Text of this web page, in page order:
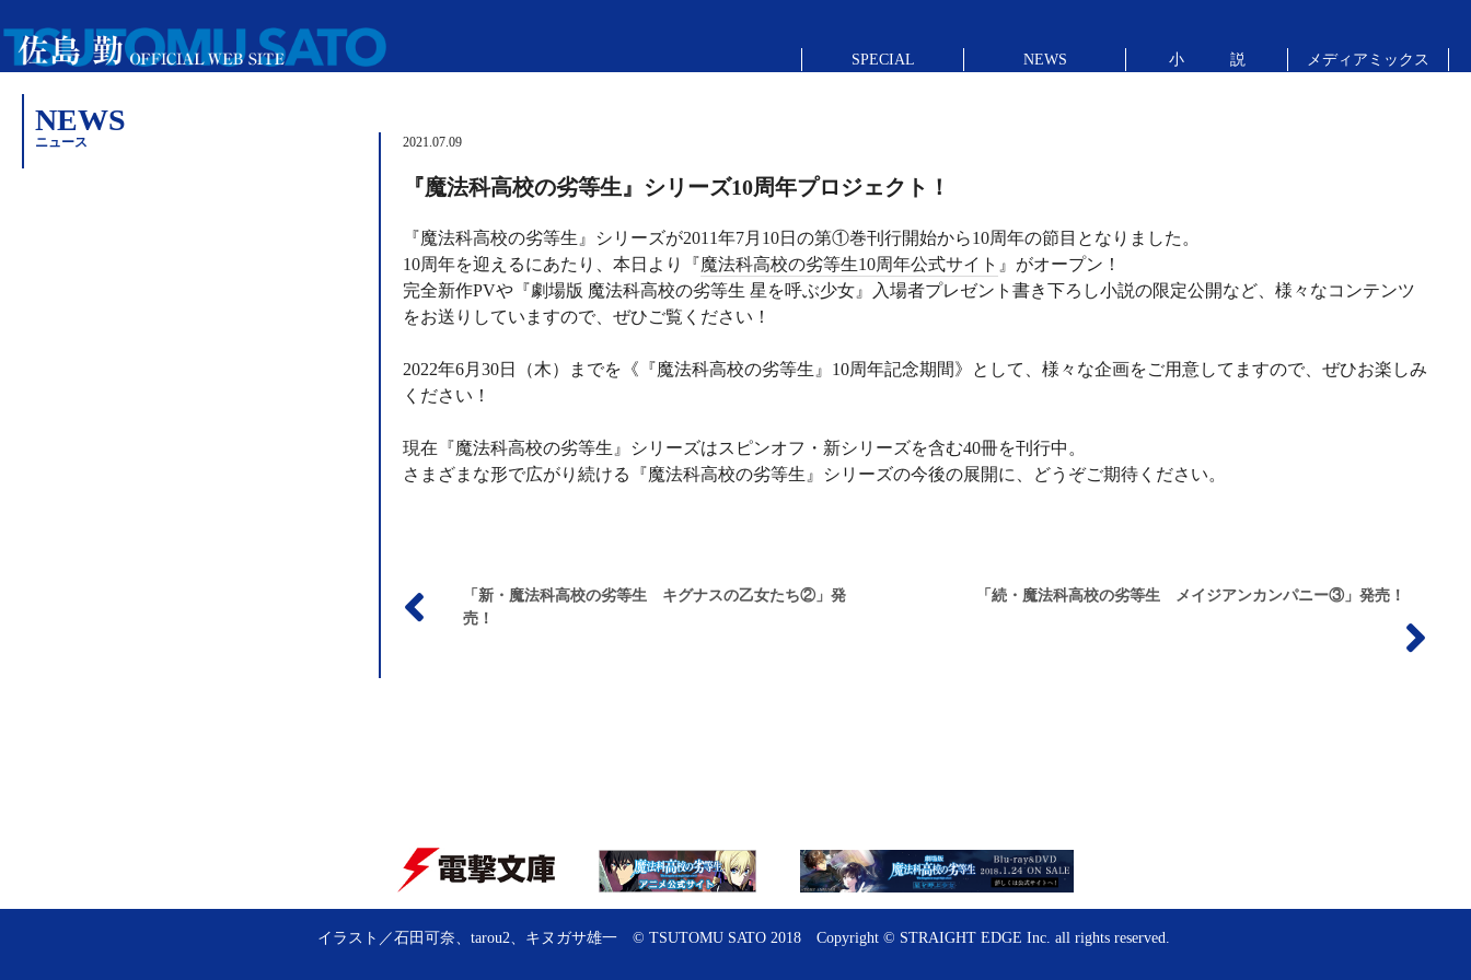
SPECIAL NEWS 小 説 メディアミックス
NEWS
ニュース 2021.07.09
『魔法科高校の劣等生』シリーズ10周年プロジェクト！
『魔法科高校の劣等生』シリーズが2011年7月10日の第①巻刊行開始から10周年の節目となりました。
10周年を迎えるにあたり、本日より『魔法科高校の劣等生10周年公式サイト 』がオープン！
完全新作PVや『劇場版 魔法科高校の劣等生 星を呼ぶ少女』入場者プレゼント書き下ろし小説の限定公開など、様々なコンテンツ
をお送りしていますので、ぜひご覧ください！
2022年6月30日（木）までを《『魔法科高校の劣等生』10周年記念期間》として、様々な企画をご用意してますので、ぜひお楽しみ
ください！
現在『魔法科高校の劣等生』シリーズはスピンオフ・新シリーズを含む40冊を刊行中。
さまざまな形で広がり続ける『魔法科高校の劣等生』シリーズの今後の展開に、どうぞご期待ください。
投
稿
ョ
ン
「新・魔法科高校の劣等生 キグナスの乙女たち②」発
売！
「続・魔法科高校の劣等生 メイジアンカンパニー③」発売！
イラスト／石田可奈、tarou2、キヌガサ雄一 © TSUTOMU SATO 2018 Copyright © STRAIGHT EDGE Inc. all rights reserved.